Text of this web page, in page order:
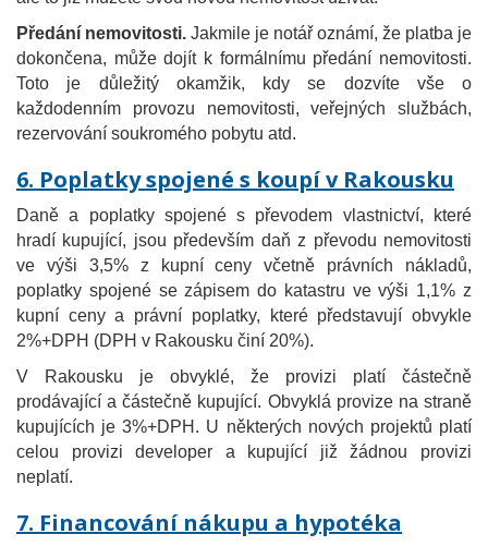
Předání nemovitosti. Jakmile je notář oznámí, že platba je
dokončena, může dojít k formálnímu předání nemovitosti.
Toto je důležitý okamžik, kdy se dozvíte vše o
každodenním provozu nemovitosti, veřejných službách,
rezervování soukromého pobytu atd.
6. Poplatky spojené s koupí v Rakousku
Daně a poplatky spojené s převodem vlastnictví, které
hradí kupující, jsou především daň z převodu nemovitosti
ve výši 3,5% z kupní ceny včetně právních nákladů,
poplatky spojené se zápisem do katastru ve výši 1,1% z
kupní ceny a právní poplatky, které představují obvykle
2%+DPH (DPH v Rakousku činí 20%).
V Rakousku je obvyklé, že provizi platí částečně
prodávající a částečně kupující. Obvyklá provize na straně
kupujících je 3%+DPH. U některých nových projektů platí
celou provizi developer a kupující již žádnou provizi
neplatí.
7. Financování nákupu a hypotéka